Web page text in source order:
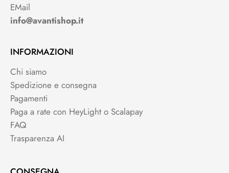
EMail
info@avantishop.it
INFORMAZIONI
Chi siamo
Spedizione e consegna
Pagamenti
Paga a rate con HeyLight o Scalapay
FAQ
Trasparenza AI